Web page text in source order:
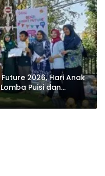
2026, Hari Anak
Puisi dan